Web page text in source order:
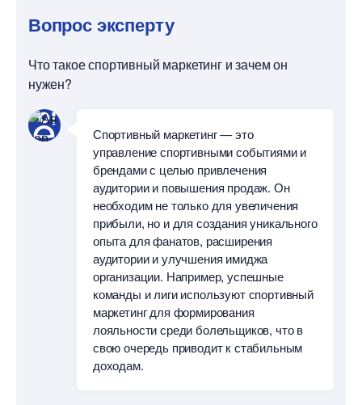
опрос эксперту
Что такое спортивный маркетинг и зачем он
нужен?
Спортивный маркетинг — это
управление спортивными событиями и
рендами с целью привлечения
аудитории и повышения продаж. Он
необходим не только для увеличения
прибыли, но и для создания уникального
опыта для фанатов, расширения
аудитории и улучшения имиджа
организации. Например, успешные
команды и лиги используют спортивный
маркетинг для формирования
лояльности среди болельщиков, что
свою очередь приводит к стабильным
доходам.